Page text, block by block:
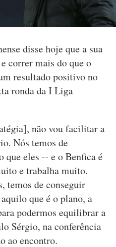
disse hoje que a sua
correr mais do que o
resultado positivo no
ronda da I Liga
não vou facilitar a
Nós temos de
que eles -- e o Benfica é
e trabalha muito.
temos de conseguir
que é o plano, a
podermos equilibrar a
Sérgio, na conferência
ao encontro.